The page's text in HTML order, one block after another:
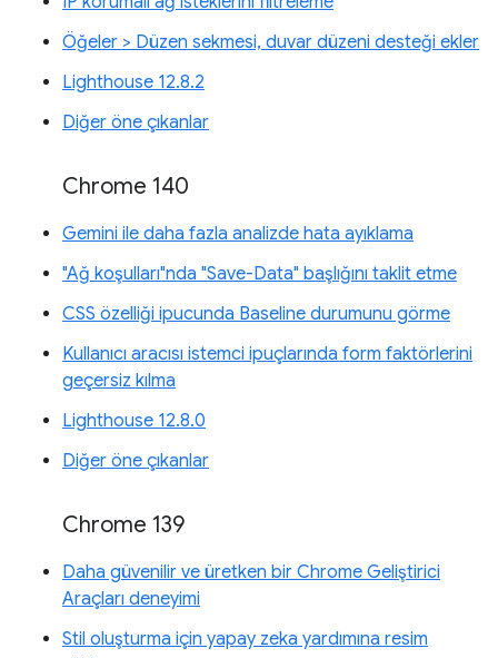
Öğeler > Düzen sekmesi, duvar düzeni desteği ekler
Lighthouse 12.8.2
Diğer öne çıkanlar
Chrome 140
Gemini ile daha fazla analizde hata ayıklama
"Ağ koşulları"nda "Save-Data" başlığını taklit etme
CSS özelliği ipucunda Baseline durumunu görme
Kullanıcı aracısı istemci ipuçlarında form faktörlerini
geçersiz kılma
Lighthouse 12.8.0
Diğer öne çıkanlar
Chrome 139
Daha güvenilir ve üretken bir Chrome Geliştirici
Araçları deneyimi
Stil oluşturma için yapay zeka yardımına resim